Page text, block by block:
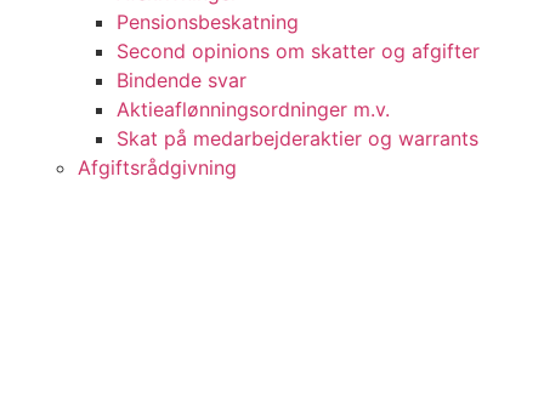
Pensionsbeskatning
Second opinions om skatter og afgifter
Bindende svar
Aktieaflønningsordninger m.v.
Skat på medarbejderaktier og warrants
Afgiftsrådgivning